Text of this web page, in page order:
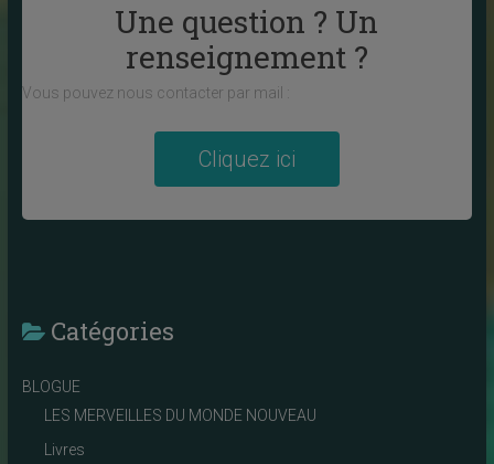
Une question ? Un
renseignement ?
Vous pouvez nous contacter par mail :
Cliquez ici
Catégories
BLOGUE
LES MERVEILLES DU MONDE NOUVEAU
Livres